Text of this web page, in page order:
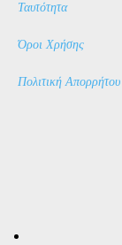
Ταυτότητα
Όροι Χρήσης
Πολιτική Απορρήτου